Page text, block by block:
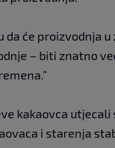
će proizvodnja
– biti znatno
kakaovca
i starenja